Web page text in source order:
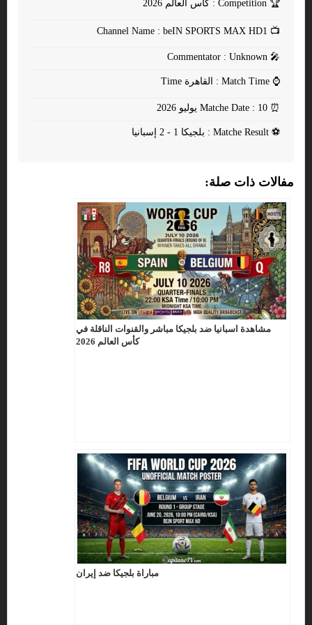
🏆
📺
🎤
⌚
⏰
⚽
مفالات ذات صلة:
مشاهدة اسبانيا ضد بلجيكا مباشر والقنوات الناقلة في
كأس العالم 2026
مباراة بلجيكا ضد إيران